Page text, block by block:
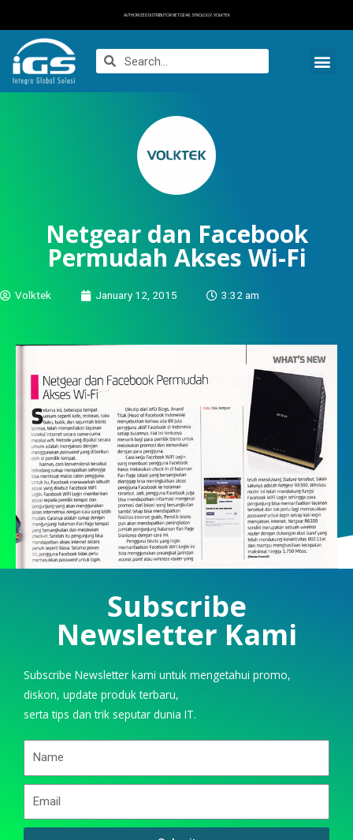
AUTHORIZED DISTRIBUTOR NETGEAR, SYNOLOGY, VOLKTEK
Netgear dan Facebook
Permudah Akses Wi-Fi
Volktek January 12, 2015 3:32 am
Subscribe
Newsletter Kami
Subscribe Newsletter kami untuk mengetahui promo,
diskon, update produk terbaru,
serta tips dan trik seputar dunia IT.